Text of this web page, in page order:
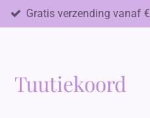
Gratis verzending vanaf
Tuutiekoord